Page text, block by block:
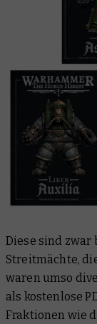
Diese sind zwar
Streitmächte,
waren umso
als kostenlose
Fraktionen wie